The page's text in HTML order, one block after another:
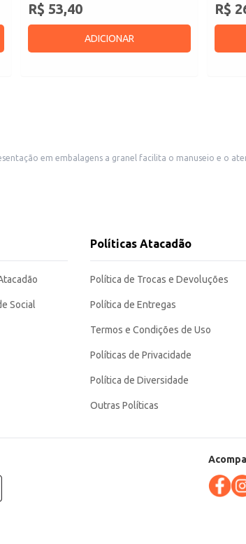
R$ 53,40
ADICIONAR
R$
Social
Políticas Atacadão
Política de Trocas e Devoluções
Política de Entregas
Termos e Condições de Uso
Políticas de Privacidade
Política de Diversidade
Outras Políticas